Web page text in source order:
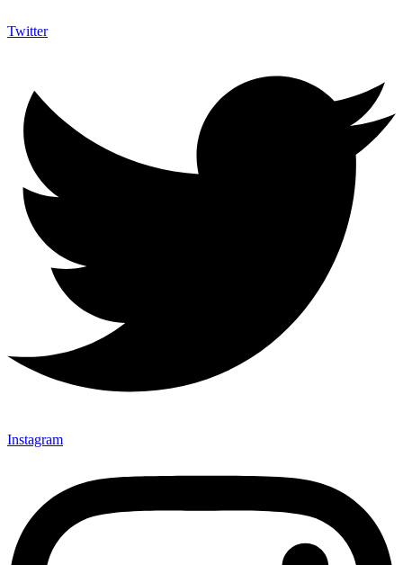
Twitter
Instagram